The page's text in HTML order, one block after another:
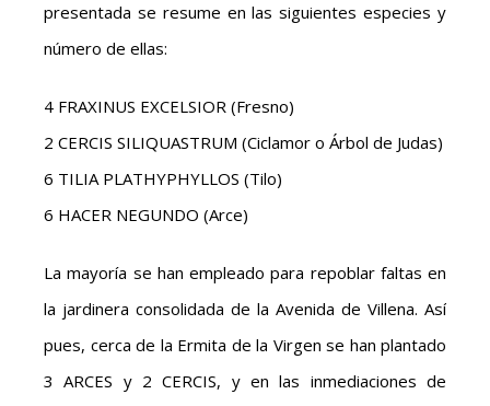
presentada se resume en las siguientes especies y
número de ellas:
4 FRAXINUS EXCELSIOR (Fresno)
2 CERCIS SILIQUASTRUM (Ciclamor o Árbol de Judas)
6 TILIA PLATHYPHYLLOS (Tilo)
6 HACER NEGUNDO (Arce)
La mayoría se han empleado para repoblar faltas en
la jardinera consolidada de la Avenida de Villena. Así
pues, cerca de la Ermita de la Virgen se han plantado
3 ARCES y 2 CERCIS, y en las inmediaciones de